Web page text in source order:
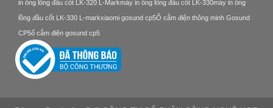
in ống lồng đầu cốt LK-320 L-Markmáy in ống lồng đầu cốt LK-330máy in ống
lồng đầu cốt LK-330 L-markxiaomi gosund cp5Ổ cắm điện thông minh Gosund
CP5ổ cắm điện gosund cp5